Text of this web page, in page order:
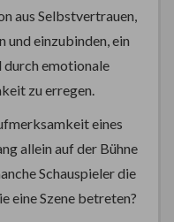
aus Selbstvertrauen,
und einzubinden, ein
durch emotionale
zu erregen.
eines
allein auf der Bühne
Schauspieler die
eine Szene betreten?